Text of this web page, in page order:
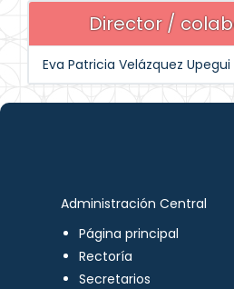
Director /
Eva Patricia Velázquez Upegui
Administración Central
Página principal
Rectoría
Secretarios